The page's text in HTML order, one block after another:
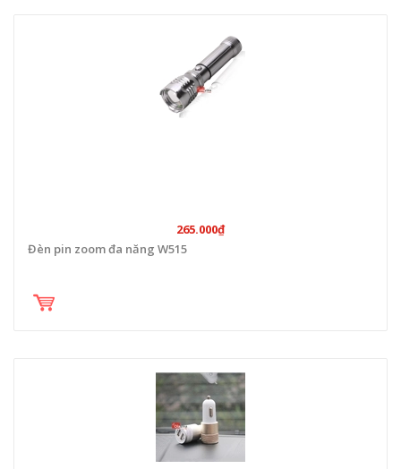
265.000₫
Đèn pin zoom đa năng W515